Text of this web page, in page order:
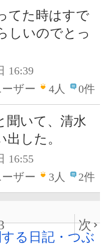
てた時はすで
しいのでとっ
16:39
ザー
4人 0件
聞いて、清水
した。
16:55
ザー
3人 2件
次
る日記・つぶ